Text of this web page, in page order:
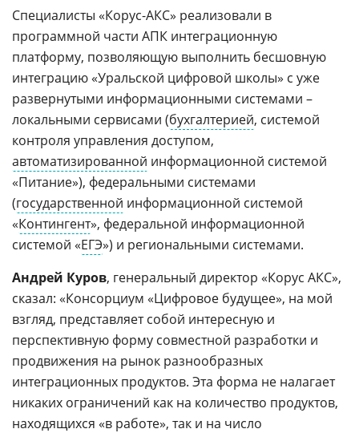
Специалисты «Корус-АКС» реализовали в
программной части АПК интеграционную
платформу, позволяющую выполнить бесшовную
интеграцию «Уральской цифровой школы» с уже
развернутыми информационными системами –
локальными сервисами (бухгалтерией, системой
контроля управления доступом,
автоматизированной информационной системой
«Питание»), федеральными системами
(государственной информационной системой
«Контингент», федеральной информационной
системой «ЕГЭ») и региональными системами.
Андрей Куров, генеральный директор «Корус АКС»,
сказал: «Консорциум «Цифровое будущее», на мой
взгляд, представляет собой интересную и
перспективную форму совместной разработки и
продвижения на рынок разнообразных
интеграционных продуктов. Эта форма не налагает
никаких ограничений как на количество продуктов,
находящихся «в работе», так и на число